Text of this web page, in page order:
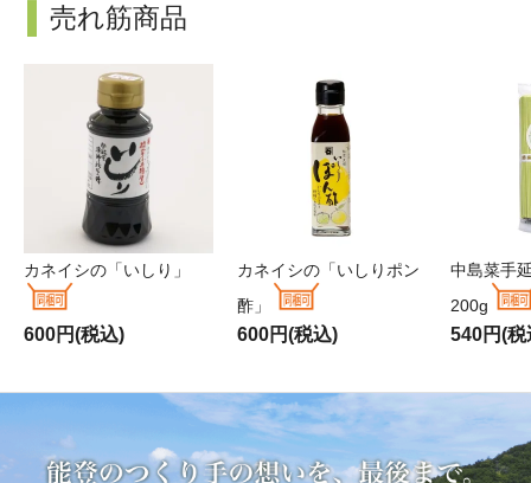
売れ筋商品
カネイシの「いしり」
600円(税込)
カネイシの「いしりポン
酢」
600円(税込)
中島菜手
200g
540円(税